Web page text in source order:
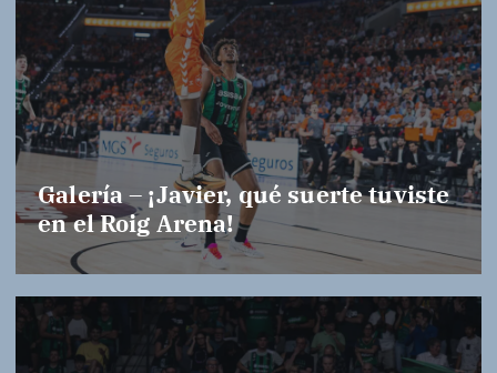
Galería – ¡Javier, qué suerte tuviste
en el Roig Arena!